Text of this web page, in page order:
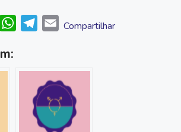
W
t
e
g
r
a
E
i
l
Compartilhar